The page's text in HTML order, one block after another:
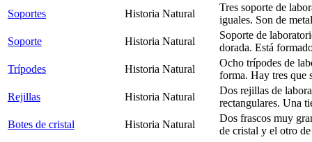
Soportes
Historia Natural
Tres soporte de
iguales. Son de
Soporte
Historia Natural
Soporte de
dorada. Está
Trípodes
Historia Natural
Ocho trípodes de
forma. Hay tres que
Rejillas
Historia Natural
Dos rejillas de
rectangulares. Una
Botes de cristal
Historia Natural
Dos frascos muy
de cristal y el otro